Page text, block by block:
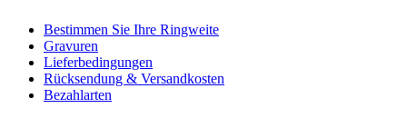
Bestimmen Sie Ihre Ringweite
Gravuren
Lieferbedingungen
Rücksendung & Versandkosten
Bezahlarten